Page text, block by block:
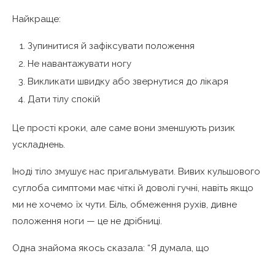
Найкраще:
Зупинитися й зафіксувати положення
Не навантажувати ногу
Викликати швидку або звернутися до лікаря
Дати тілу спокій
Це прості кроки, але саме вони зменшують ризик
ускладнень.
Іноді тіло змушує нас пригальмувати. Вивих кульшового
суглоба симптоми має чіткі й доволі гучні, навіть якщо
ми не хочемо їх чути. Біль, обмеження рухів, дивне
положення ноги — це не дрібниці.
Одна знайома якось сказала: “Я думала, що